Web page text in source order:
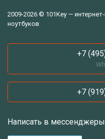
2009-2026 © 101Key —
ноутбуков
+7
+7
Написать в